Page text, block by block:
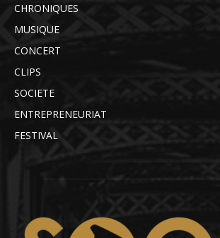
CHRONIQUES
MUSIQUE
CONCERT
CLIPS
SOCIETE
ENTREPRENEURIAT
FESTIVAL